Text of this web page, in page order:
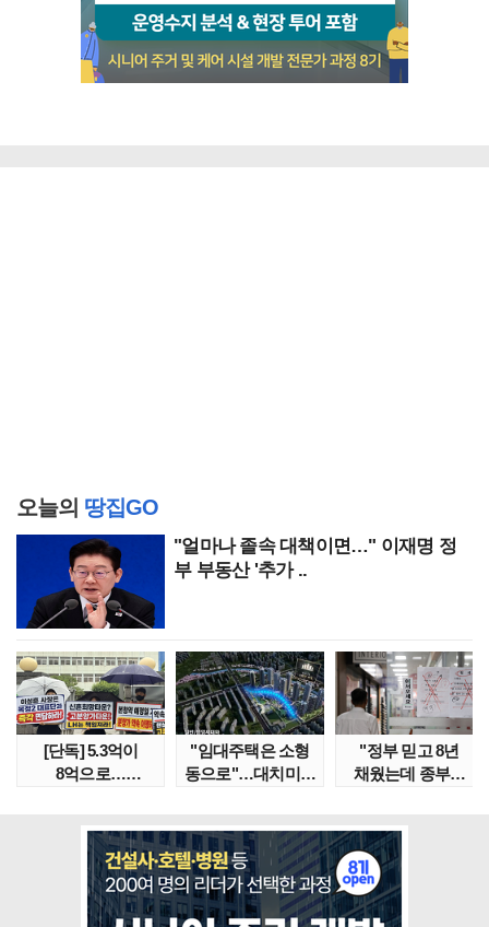
오늘의 땅집GO
"얼마나 졸속 대책이면…" 이재명 정
부 부동산 '추가 ..
[단독] 5.3억이
8억으로…
"임대주택은 소형
동으로"…대치미도
"정부 믿고 8년
채웠는데 종부세